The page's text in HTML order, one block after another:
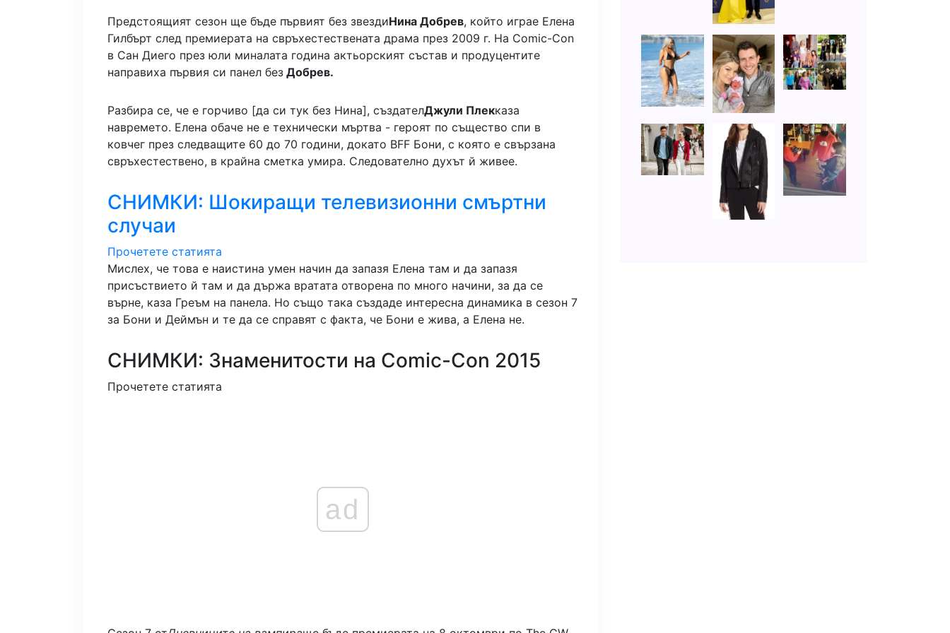
Предстоящият сезон ще бъде първият без звездиНина Добрев, който играе Елена
Гилбърт след премиерата на свръхестествената драма през 2009 г. На Comic-Con
в Сан Диего през юли миналата година актьорският състав и продуцентите
направиха първия си панел без Добрев.
Разбира се, че е горчиво [да си тук без Нина], създателДжули Плекказа
навремето. Елена обаче не е технически мъртва - героят по същество спи в
ковчег през следващите 60 до 70 години, докато BFF Бони, с която е свързана
свръхестествено, в крайна сметка умира. Следователно духът й живее.
СНИМКИ: Шокиращи телевизионни смъртни
случаи
Прочетете статията
Мислех, че това е наистина умен начин да запазя Елена там и да запазя
присъствието й там и да държа вратата отворена по много начини, за да се
върне, каза Греъм на панела. Но също така създаде интересна динамика в сезон 7
за Бони и Деймън и те да се справят с факта, че Бони е жива, а Елена не.
СНИМКИ: Знаменитости на Comic-Con 2015
Прочетете статията
ad